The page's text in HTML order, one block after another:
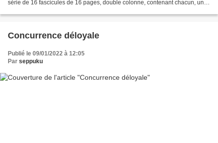
série de 16 fascicules de 16 pages, double colonne, contenant chacun, un
Concurrence déloyale
Publié le 09/01/2022 à 12:05
Par seppuku